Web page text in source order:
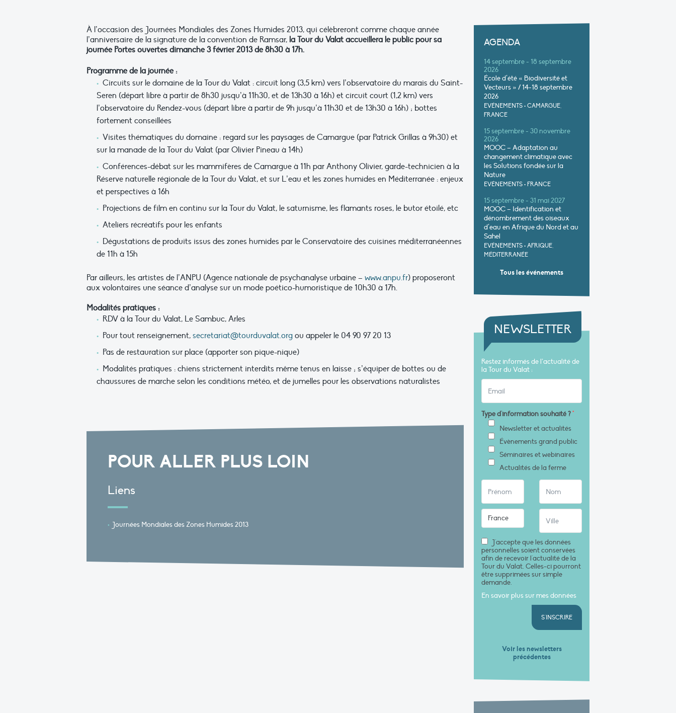
À l’occasion des Journées Mondiales des Zones Humides 2013, qui célèbreront comme chaque année
l’anniversaire de la signature de la convention de Ramsar, la Tour du Valat accueillera le public pour sa
journée Portes ouvertes dimanche 3 février 2013 de 8h30 à 17h.
Programme de la journée :
Circuits sur le domaine de la Tour du Valat : circuit long (3,5 km) vers l’observatoire du marais du Saint-
Seren (départ libre à partir de 8h30 jusqu’à 11h30, et de 13h30 à 16h) et circuit court (1,2 km) vers
l’observatoire du Rendez-vous (départ libre à partir de 9h jusqu’à 11h30 et de 13h30 à 16h) ; bottes
fortement conseillées
Visites thématiques du domaine : regard sur les paysages de Camargue (par Patrick Grillas à 9h30) et
sur la manade de la Tour du Valat (par Olivier Pineau à 14h)
Conférences-débat sur les mammifères de Camargue à 11h par Anthony Olivier, garde-technicien à la
Réserve naturelle régionale de la Tour du Valat, et sur L’eau et les zones humides en Méditerranée : enjeux
et perspectives à 16h
Projections de film en continu sur la Tour du Valat, le saturnisme, les flamants roses, le butor étoilé, etc
Ateliers récréatifs pour les enfants
Dégustations de produits issus des zones humides par le Conservatoire des cuisines méditerranéennes
de 11h à 15h
Par ailleurs, les artistes de l’ANPU (Agence nationale de psychanalyse urbaine – www.anpu.fr) proposeront
aux volontaires une séance d’analyse sur un mode poético-humoristique de 10h30 à 17h.
Modalités pratiques :
RDV à la Tour du Valat, Le Sambuc, Arles
Pour tout renseignement, secretariat@tourduvalat.org ou appeler le 04 90 97 20 13
Pas de restauration sur place (apporter son pique-nique)
Modalités pratiques : chiens strictement interdits même tenus en laisse ; s’équiper de bottes ou de
chaussures de marche selon les conditions météo, et de jumelles pour les observations naturalistes
POUR ALLER PLUS LOIN
Liens
Journées Mondiales des Zones Humides 2013
AGENDA
14 septembre - 18 septembre
2026
École d’été « Biodiversité et
Vecteurs » / 14-18 septembre
2026
EVÉNEMENTS • CAMARGUE,
FRANCE
15 septembre - 30 novembre
2026
MOOC – Adaptation au
changement climatique avec
les Solutions fondée sur la
Nature
EVÉNEMENTS • FRANCE
15 septembre - 31 mai 2027
MOOC – Identification et
dénombrement des oiseaux
d’eau en Afrique du Nord et au
Sahel
EVÉNEMENTS • AFRIQUE,
MÉDITERRANÉE
Tous les événements
NEWSLETTER
Restez informés de l’actualité de
la Tour du Valat :
Type d'information souhaité ?*
Newsletter et actualités
Évènements grand public
Séminaires et webinaires
Actualités de la ferme
J'accepte que les données
personnelles soient conservées
afin de recevoir l'actualité de la
Tour du Valat. Celles-ci pourront
être supprimées sur simple
demande.
En savoir plus sur mes données
S'INSCRIRE
Voir les newsletters
précédentes